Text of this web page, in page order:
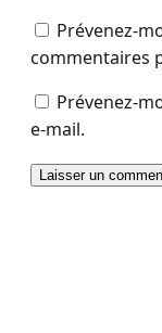
Prévenez-
commentaires
Prévenez-
e-mail.